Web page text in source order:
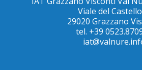
Viale del
29020 Grazzano
tel. +39